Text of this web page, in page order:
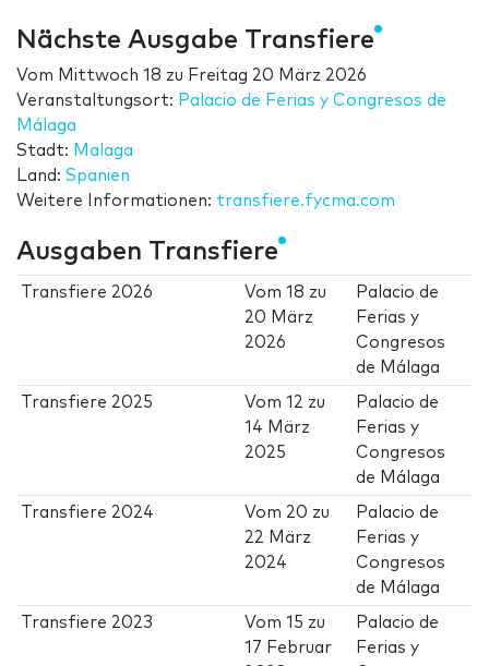
Nächste Ausgabe Transfiere
Vom Mittwoch 18 zu Freitag 20 März 2026
Veranstaltungsort: Palacio de Ferias y Congresos de
Málaga
Stadt: Malaga
Land: Spanien
Weitere Informationen: transfiere.fycma.com
Ausgaben Transfiere
Transfiere 2026 Vom18 zu
20 März
2026
Palacio de
Ferias y
Congresos
de Málaga
Transfiere 2025 Vom12 zu
14 März
2025
Palacio de
Ferias y
Congresos
de Málaga
Transfiere 2024 Vom 20 zu
22 März
2024
Palacio de
Ferias y
Congresos
de Málaga
Transfiere 2023 Vom15 zu
17 Februar
Palacio de
Ferias y